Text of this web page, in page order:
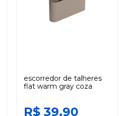
escorredor de talheres
flat warm gray coza
R$ 39,90